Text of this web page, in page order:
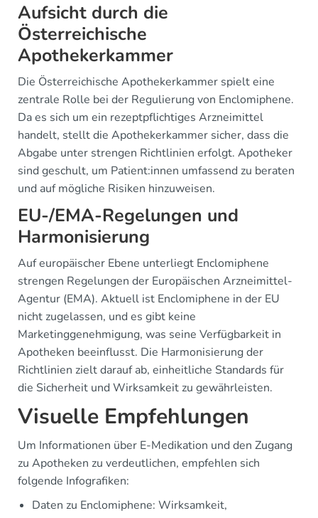
Aufsicht durch die
Österreichische
Apothekerkammer
Die Österreichische Apothekerkammer spielt eine
zentrale Rolle bei der Regulierung von Enclomiphene.
Da es sich um ein rezeptpflichtiges Arzneimittel
handelt, stellt die Apothekerkammer sicher, dass die
Abgabe unter strengen Richtlinien erfolgt. Apotheker
sind geschult, um Patient:innen umfassend zu beraten
und auf mögliche Risiken hinzuweisen.
EU-/EMA-Regelungen und
Harmonisierung
Auf europäischer Ebene unterliegt Enclomiphene
strengen Regelungen der Europäischen Arzneimittel-
Agentur (EMA). Aktuell ist Enclomiphene in der EU
nicht zugelassen, und es gibt keine
Marketinggenehmigung, was seine Verfügbarkeit in
Apotheken beeinflusst. Die Harmonisierung der
Richtlinien zielt darauf ab, einheitliche Standards für
die Sicherheit und Wirksamkeit zu gewährleisten.
Visuelle Empfehlungen
Um Informationen über E-Medikation und den Zugang
zu Apotheken zu verdeutlichen, empfehlen sich
folgende Infografiken:
Daten zu Enclomiphene: Wirksamkeit,